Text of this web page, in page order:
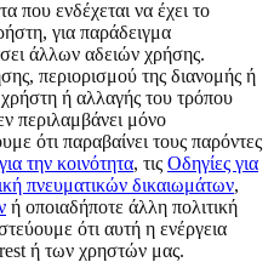
που ενδέχεται να έχει το
για παράδειγμα
άλλων αδειών χρήσης.
περιορισμού της διανομής ή
ή αλλαγής του τρόπου
περιλαμβάνει μόνο
ότι παραβαίνει τους παρόντες
την κοινότητα, τις Οδηγίες για
πνευματικών δικαιωμάτων,
ή οποιαδήποτε άλλη πολιτική
ότι αυτή η ενέργεια
ή των χρηστών μας.